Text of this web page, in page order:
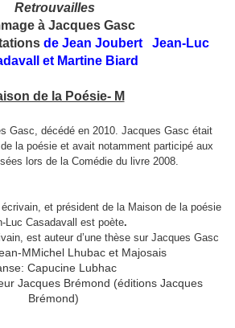
Retrouvailles
à Jacques Gasc
de Jean Joubert Jean-Luc
et Martine Biard
de la Poésie- M
Gasc, décédé en 2010. Jacques Gasc était
la poésie et avait notamment participé aux
lors de la Comédie du livre 2008.
et président de la Maison de la poésie
Luc Casadavall est poète.
est auteur d’une thèse sur Jacques Gasc
MMichel Lhubac et Majosais
Capucine Lubhac
Jacques Brémond (éditions Jacques
Brémond)